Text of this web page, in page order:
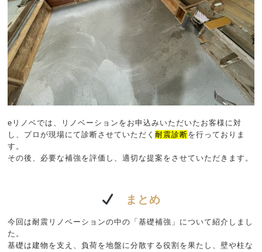
eリノベでは、リノベーションをお申込みいただいたお客様に対
し、プロが現場にて診断させていただく 耐震診断を行っておりま
す。
その後、必要な補強を評価し、適切な提案をさせていただきます。
まとめ
今回は耐震リノベーションの中の「基礎補強」について紹介しまし
た。
基礎は建物を支え、負荷を地盤に分散する役割を果たし、壁や柱な